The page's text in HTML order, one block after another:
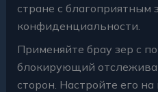
стране с благоприятным
конфиденциальности.
Применяйте брау зер с
блокирующий
сторон. Настройте его